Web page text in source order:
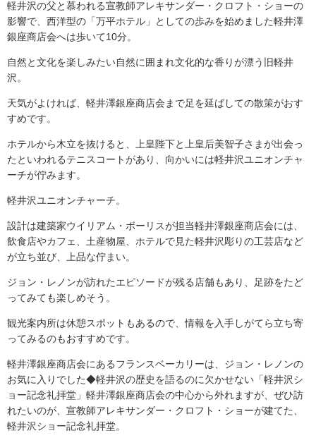
軽井沢の父と慕われる宣教師アレキサンダー・クロフト・ショーの
影響で、西洋型の「万平ホテル」としての歩みを始めました軽井澤
銀座商店会へは歩いて10分。
自然と文化を楽しみたい自然に囲まれ文化的な香りが漂う旧軽井
沢。
天気がよければ、軽井澤銀座商店会まで足を延ばしての散策がおす
すめです。
ホテルから木立を抜けると、上皇陛下と上皇后美智子さまが出会っ
たといわれるテニスコートがあり、向かいには軽井沢ユニオンチャ
ーチが佇みます。
軽井沢ユニオンチャーチ。
設計は建築家ウイリアム・ボーリスが担当軽井澤銀座商店会には、
飲食店やカフェ、土産物屋、ホテルで見た軽井沢彫りの工芸店など
が立ち並び、上品な佇まい。
ジョン・レノンが訪れたエピソードが残る店舗もあり、足跡をたど
ってみても楽しめそう。
観光案内所は休憩スポットもあるので、情報を入手しがてら立ち寄
ってみるのもおすすめです。
軽井澤銀座商店会にあるフランスベーカリーは、ジョン・レノンの
お気に入りでした◆軽井沢の歴史を語るのに欠かせない「軽井沢シ
ョー記念礼拝堂」軽井澤銀座商店会の中心から外れますが、ぜひ訪
れたいのが、宣教師アレキサンダー・クロフト・ショーが建てた、
軽井沢ショー記念礼拝堂。